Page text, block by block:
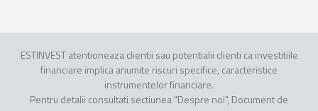
ESTINVEST atentioneaza clientii sau potentialii clienti ca investitiile
financiare implica anumite riscuri specifice, caracteristice
instrumentelor financiare.
Pentru detalii consultati sectiunea "Despre noi", Document de